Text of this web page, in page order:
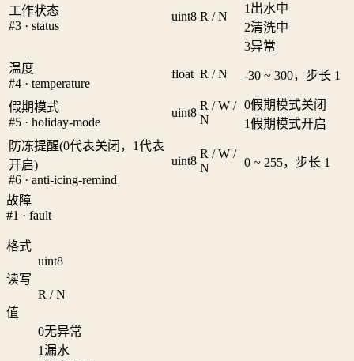
工作状态
#3 · status
uint8 R / N
1 出水中
2清洗中
3异常
温度
#4 · temperature
float R / N -30 ~ 300，步长 1
假期模式
#5 · holiday-mode
uint8
R / W /
N
0假期模式关闭
1假期模式开启
防冻提醒(0代表关闭，1代表
开启)
#6 · anti-icing-remind
uint8
R / W /
N
0 ~ 255，步长 1
故障
#1 · fault
格式
uint8
读写
R / N
值
0无异常
1 漏水